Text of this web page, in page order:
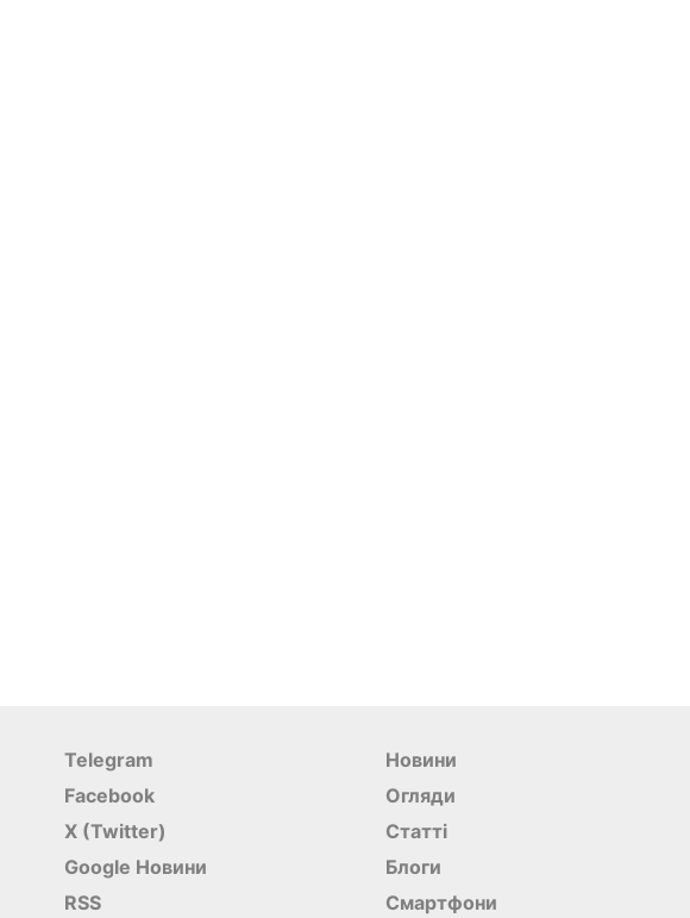
Telegram
Facebook
X (Twitter)
Google Новини
RSS
Новини
Огляди
Статті
Блоги
Смартфони